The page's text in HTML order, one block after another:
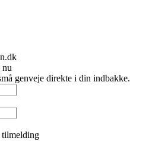
nu
genveje direkte i din indbakke.
tilmelding